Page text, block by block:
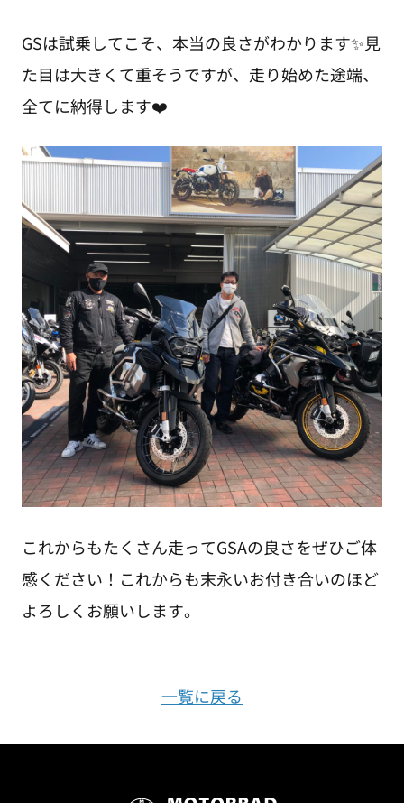
GSは試乗してこそ、本当の良さがわかります✨見
た目は大きくて重そうですが、走り始めた途端、
全てに納得します❤️
これからもたくさん走ってGSAの良さをぜひご体
感ください！これからも末永いお付き合いのほど
よろしくお願いします。
一覧に戻る